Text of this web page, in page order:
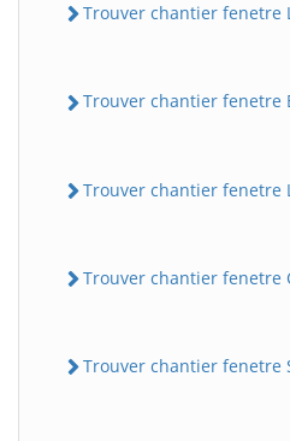
Trouver chantier fenetre
Trouver chantier fenetre
Trouver chantier fenetre
Trouver chantier fenetre
Trouver chantier fenetre